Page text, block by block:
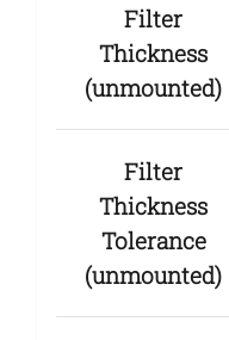
Filter
Thickness
(unmounted)
Filter
Thickness
Tolerance
(unmounted)